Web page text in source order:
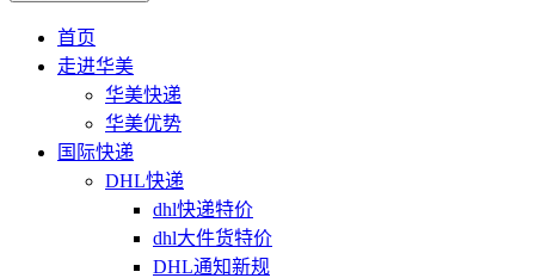
首页
走进华美
华美快递
华美优势
国际快递
DHL快递
dhl快递特价
dhl大件货特价
DHL通知新规